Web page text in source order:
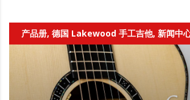
产品册, 德国 Lakewood 手工吉他, 新闻中